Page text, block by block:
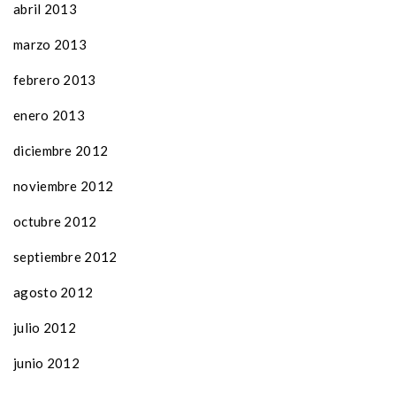
abril 2013
marzo 2013
febrero 2013
enero 2013
diciembre 2012
noviembre 2012
octubre 2012
septiembre 2012
agosto 2012
julio 2012
junio 2012